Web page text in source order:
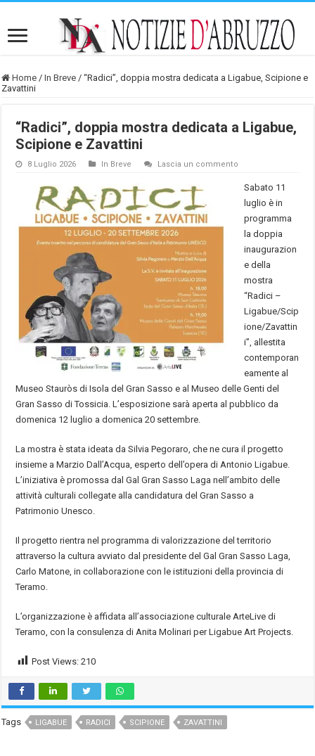
Home / In Breve / “Radici”, doppia mostra dedicata a Ligabue, Scipione e
Zavattini
“Radici”, doppia mostra dedicata a Ligabue,
Scipione e Zavattini
8 Luglio 2026 In Breve Lascia un commento
Sabato 11
luglio è in
programma
la doppia
inaugurazion
e della
mostra
“Radici –
Ligabue/Scip
ione/Zavattin
i”, allestita
contemporan
eamente al
Museo Stauròs di Isola del Gran Sasso e al Museo delle Genti del
Gran Sasso di Tossicia. L’esposizione sarà aperta al pubblico da
domenica 12 luglio a domenica 20 settembre.
La mostra è stata ideata da Silvia Pegoraro, che ne cura il progetto
insieme a Marzio Dall’Acqua, esperto dell’opera di Antonio Ligabue.
L’iniziativa è promossa dal Gal Gran Sasso Laga nell’ambito delle
attività culturali collegate alla candidatura del Gran Sasso a
Patrimonio Unesco.
Il progetto rientra nel programma di valorizzazione del territorio
attraverso la cultura avviato dal presidente del Gal Gran Sasso Laga,
Carlo Matone, in collaborazione con le istituzioni della provincia di
Teramo.
L’organizzazione è affidata all’associazione culturale ArteLive di
Teramo, con la consulenza di Anita Molinari per Ligabue Art Projects.
Post Views: 210
Tags LIGABUE RADICI SCIPIONE ZAVATTINI